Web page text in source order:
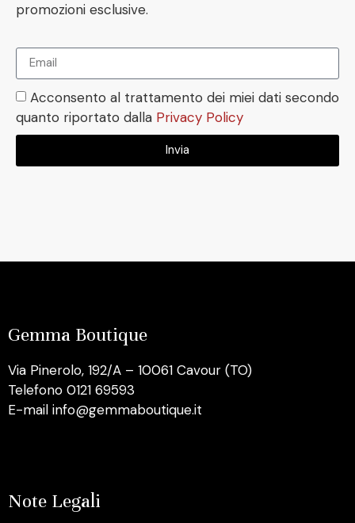
promozioni esclusive.
Acconsento al trattamento dei miei dati secondo
quanto riportato dalla Privacy Policy
Invia
Gemma Boutique
Via Pinerolo, 192/A – 10061 Cavour (TO)
Telefono 0121 69593
E-mail info@gemmaboutique.it
Note Legali